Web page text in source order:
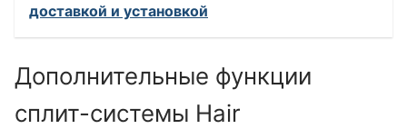
доставкой и установкой
Дополнительные функции
сплит-системы Hair